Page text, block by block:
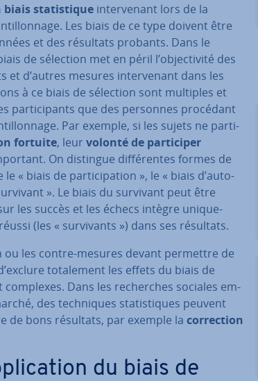
biais sta­tis­tique in­ter­ve­nant lors de la
Les biais de ce type doivent être
et des résultats probants. Dans le
de sélection met en péril l’ob­jec­ti­vité des
et d’autres mesures in­ter­ve­nant dans les
à ce biais de sélection sont multiples et
par­ti­ci­pants que des personnes procédant
Par exemple, si les sujets ne par­ti­
fortuite, leur volonté de par­ti­ci­per
On distingue dif­fé­rentes formes de
« biais de par­ti­ci­pa­tion », le « biais d’auto-
». Le biais du survivant peut être
les succès et les échecs intègre uni­que­
(les « sur­vi­vants ») dans ses résultats.
ou les contre-mesures devant permettre de
to­ta­le­ment les effets du biais de
Dans les re­cherches sociales em­
des tech­niques sta­tis­tiques peuvent
de bons résultats, par exemple la cor­rec­tion
du biais de